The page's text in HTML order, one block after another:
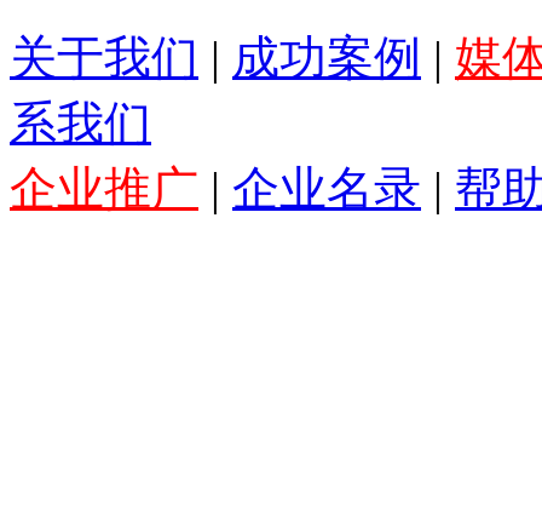
关于我们 | 成功案例 | 媒
系我们
企业推广 | 企业名录 | 帮